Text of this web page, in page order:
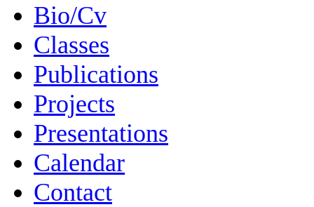
Bio/Cv
Classes
Publications
Projects
Presentations
Calendar
Contact